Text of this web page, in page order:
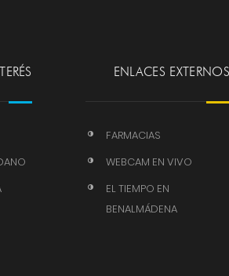
ENLACES EXTERNOS
FARMACIAS
WEBCAM EN VIVO
EL TIEMPO EN
BENALMÁDENA